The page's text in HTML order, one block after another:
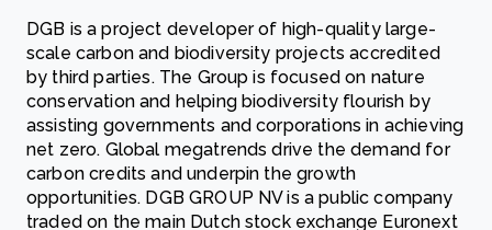
DGB is a project developer of high-quality large-
scale carbon and biodiversity projects accredited
by third parties. The Group is focused on nature
conservation and helping biodiversity flourish by
assisting governments and corporations in achieving
net zero. Global megatrends drive the demand for
carbon credits and underpin the growth
opportunities. DGB GROUP NV is a public company
traded on the main Dutch stock exchange Euronext